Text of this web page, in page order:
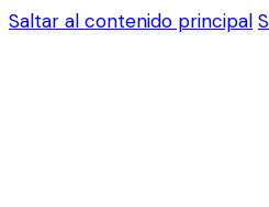
Saltar al contenido principal